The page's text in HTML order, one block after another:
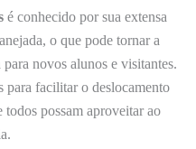
é conhecido por sua extensa
o que pode tornar a
novos alunos e visitantes.
para facilitar o deslocamento
possam aproveitar ao